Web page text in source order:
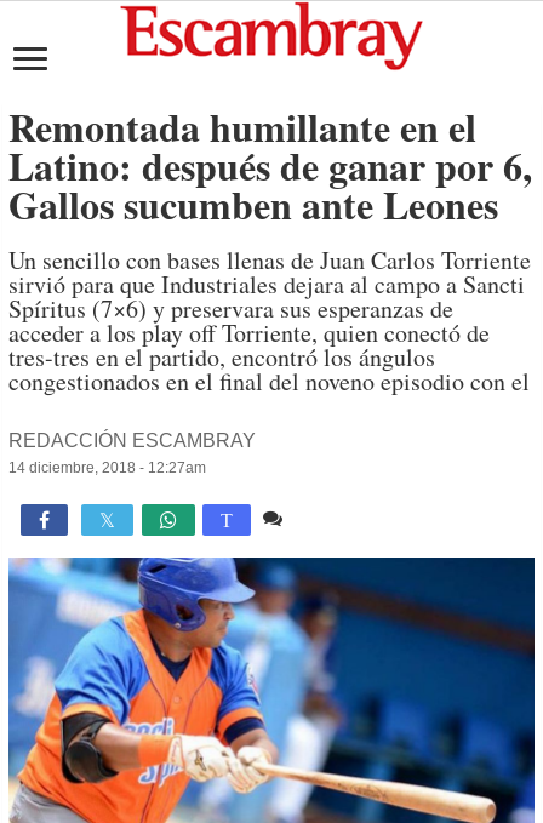
Remontada humillante en el
Latino: después de ganar por 6,
Gallos sucumben ante Leones
Un sencillo con bases llenas de Juan Carlos Torriente
sirvió para que Industriales dejara al campo a Sancti
Spíritus (7×6) y preservara sus esperanzas de
acceder a los play off Torriente, quien conectó de
tres-tres en el partido, encontró los ángulos
congestionados en el final del noveno episodio con el
REDACCIÓN ESCAMBRAY
14 diciembre, 2018 - 12:27am
 T